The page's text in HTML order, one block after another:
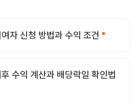
자 신청 방법과 수익 조건
수익 계산과 배당락일 확인법